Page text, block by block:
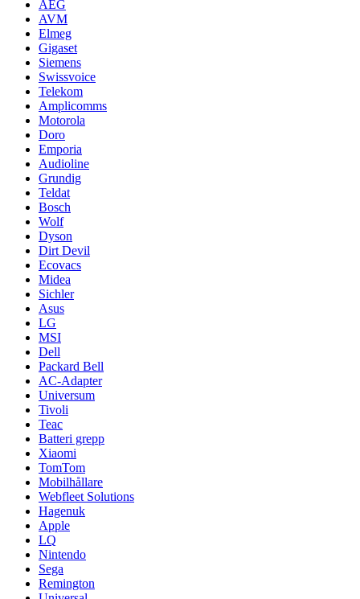
AEG
AVM
Elmeg
Gigaset
Siemens
Swissvoice
Telekom
Amplicomms
Motorola
Doro
Emporia
Audioline
Grundig
Teldat
Bosch
Wolf
Dyson
Dirt Devil
Ecovacs
Midea
Sichler
Asus
LG
MSI
Dell
Packard Bell
AC-Adapter
Universum
Tivoli
Teac
Batteri grepp
Xiaomi
TomTom
Mobilhållare
Webfleet Solutions
Hagenuk
Apple
LQ
Nintendo
Sega
Remington